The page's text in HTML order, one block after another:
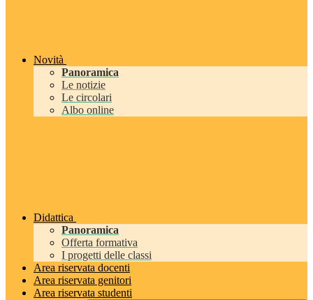
Novità
Panoramica
Le notizie
Le circolari
Albo online
Didattica
Panoramica
Offerta formativa
I progetti delle classi
Area riservata docenti
Area riservata genitori
Area riservata studenti